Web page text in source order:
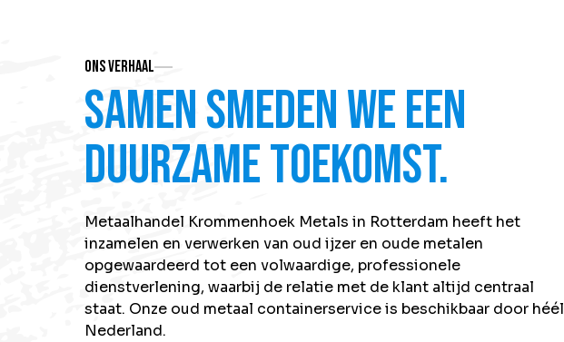
Ons verhaal
Samen smeden we een
duurzame toekomst.
Metaalhandel Krommenhoek Metals in Rotterdam heeft het
inzamelen en verwerken van oud ijzeren oude metalen
opgewaardeerd tot een volwaardige, professionele
dienstverlening, waarbij de relatie met de klant altijd centraal
staat. Onze oud metaal containerservice is beschikbaar door héél
Nederland.